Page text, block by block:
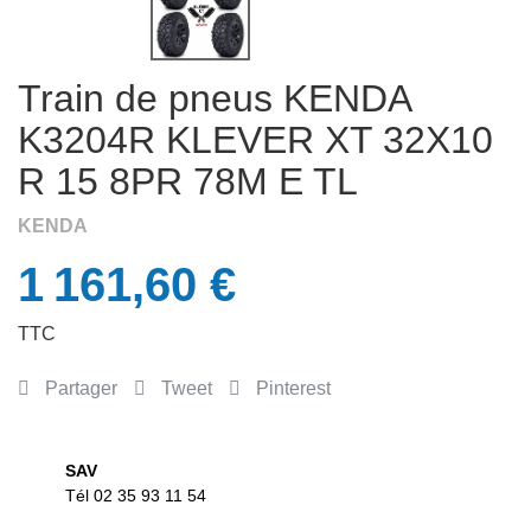
Train de pneus KENDA
K3204R KLEVER XT 32X10
R 15 8PR 78M E TL
KENDA
1 161,60 €
TTC
Partager Tweet Pinterest
SAV
Tél 02 35 93 11 54
 APERÇU RAPIDE